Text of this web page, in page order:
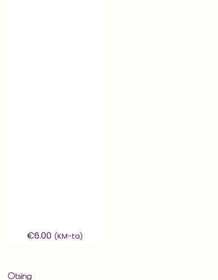
€6.00 (KM-ta)
Otsing